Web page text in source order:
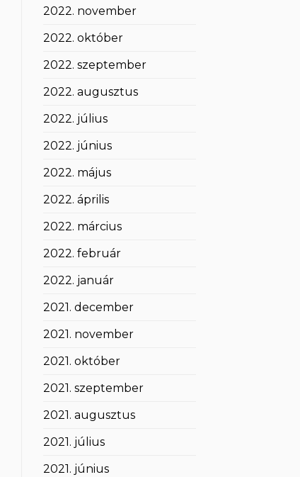
2022. november
2022. október
2022. szeptember
2022. augusztus
2022. július
2022. június
2022. május
2022. április
2022. március
2022. február
2022. január
2021. december
2021. november
2021. október
2021. szeptember
2021. augusztus
2021. július
2021. június